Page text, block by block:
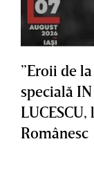
”Eroii de
specială
Românesc